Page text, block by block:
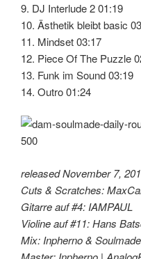
9. DJ Interlude 2 01:19
10. Ästhetik bleibt basic
11. Mindset 03:17
12. Piece Of The Puzzle
13. Funk im Sound 03:19
14. Outro 01:24
released November 7,
Cuts & Scratches:
Gitarre auf #4: IAMPAUL
Violine auf #11: Hans
Mix: Inpherno & Soulmade